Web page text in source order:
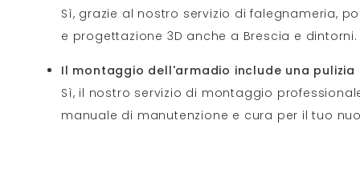
Sì, grazie al nostro servizio di falegnameria,
e progettazione 3D anche a Brescia e dintorni.
Il montaggio dell'armadio include una
Sì, il nostro servizio di montaggio
manuale di manutenzione e cura per il tuo